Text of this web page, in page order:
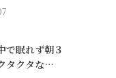
で眠れず朝３
タクタな…